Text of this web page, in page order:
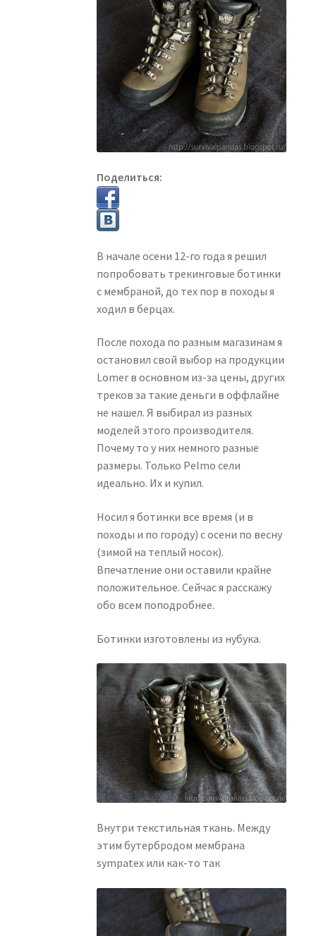
Поделиться:
В начале осени 12-го года я решил
попробовать трекинговые ботинки
с мембраной, до тех пор в походы я
ходил в берцах.
После похода по разным магазинам я
остановил свой выбор на продукции
Lomer в основном из-за цены, других
треков за такие деньги в оффлайне
не нашел. Я выбирал из разных
моделей этого производителя.
Почему то у них немного разные
размеры. Только Pelmo сели
идеально. Их и купил.
Носил я ботинки все время (и в
походы и по городу) с осени по весну
(зимой на теплый носок).
Впечатление они оставили крайне
положительное. Сейчас я расскажу
обо всем поподробнее.
Ботинки изготовлены из нубука.
Внутри текстильная ткань. Между
этим бутербродом мембрана
sympatex или как-то так